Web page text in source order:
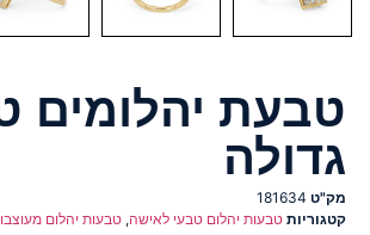
טבעת יהלומים
גדולה
מק"ט 181634
קטגוריות טבעות יהלום טבעי לאישה, טבעות יהלום